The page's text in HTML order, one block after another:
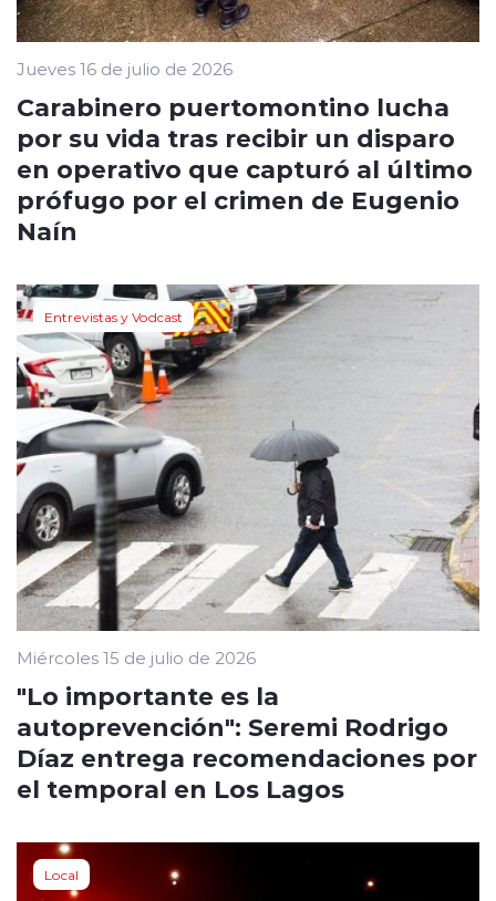
Jueves 16 de julio de 2026
Carabinero puertomontino lucha
por su vida tras recibir un disparo
en operativo que capturó al último
prófugo por el crimen de Eugenio
Naín
Entrevistas y Vodcast
Miércoles 15 de julio de 2026
"Lo importante es la
autoprevención": Seremi Rodrigo
Díaz entrega recomendaciones por
el temporal en Los Lagos
Local